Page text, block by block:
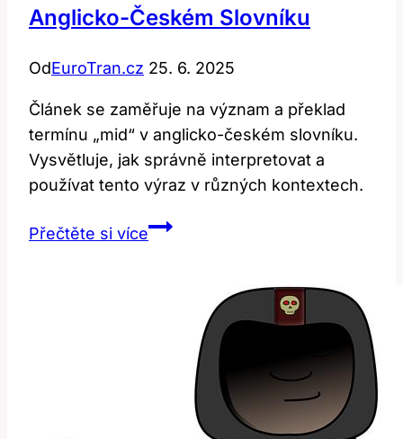
Anglicko-Českém Slovníku
OdEuroTran.cz 25. 6. 2025
Článek se zaměřuje na význam a překlad
termínu „mid“ v anglicko-českém slovníku.
Vysvětluje, jak správně interpretovat a
používat tento výraz v různých kontextech.
Přečtěte si víceMid:
anglicko-
českém
slovníku